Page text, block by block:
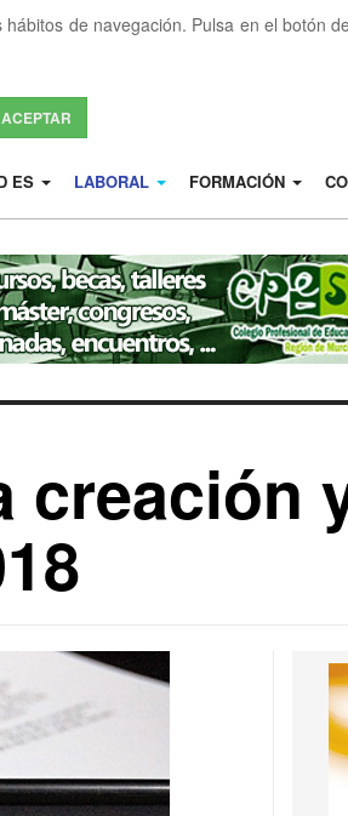
de navegación. Pulsa en el botón
ACEPTAR
ES LABORAL FORMACIÓN
creación